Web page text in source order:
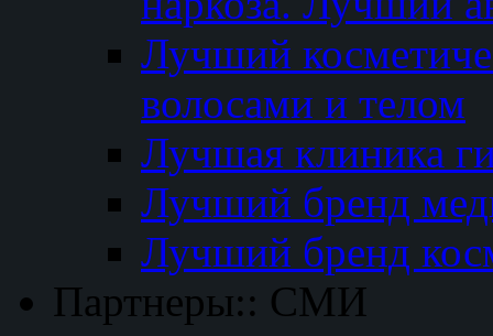
Лучший
волосами и телом
Лучшая клиника
Лучший бренд
Лучший бренд
Партнеры:: СМИ